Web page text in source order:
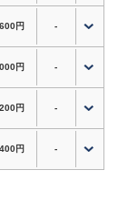
・八王子市方面か
です。
、車の横づけが可
能
から利用可能
円 -
円 -
円 -
円 -